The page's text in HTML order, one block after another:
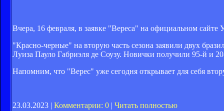
Вчера, 16 февраля, в заявке "Вереса" на официальном
"Красно-черные" на вторую часть сезона заявили двух
Луиза Пауло Габриэля де Соузу. Новички получили 95-й и
Напомним, что "Верес" уже сегодня открывает для себя
23.03.2023 | Комментарии: 0 | Читать полностью